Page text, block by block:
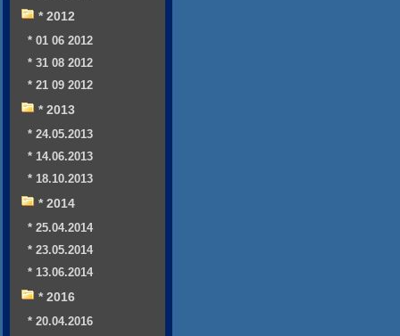
* 2012
* 01 06 2012
* 31 08 2012
* 21 09 2012
* 2013
* 24.05.2013
* 14.06.2013
* 18.10.2013
* 2014
* 25.04.2014
* 23.05.2014
* 13.06.2014
* 2016
* 20.04.2016